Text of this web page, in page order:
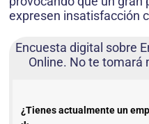
expresen insatisfacción
Encuesta digital sobre
Online. No te tomará
¿Tienes actualmente un